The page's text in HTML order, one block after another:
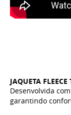
JAQUETA
Desenvolvida
garantindo